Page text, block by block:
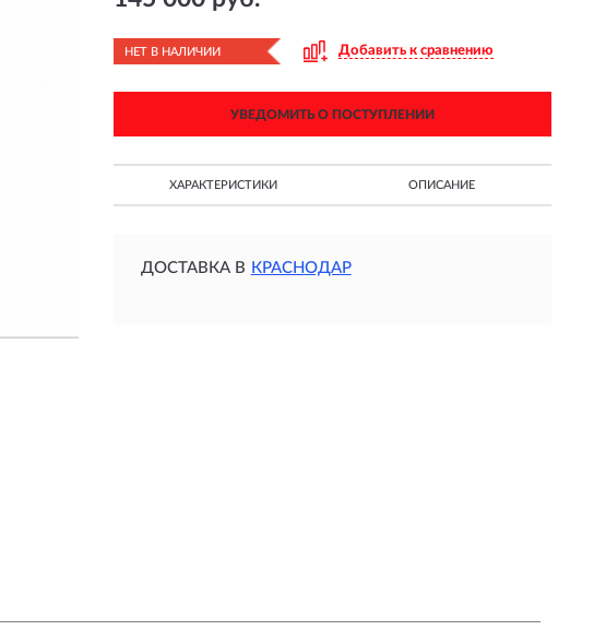
НЕТ В НАЛИЧИИ Добавить к сравнению
УВЕДОМИТЬ О ПОСТУПЛЕНИИ
ХАРАКТЕРИСТИКИ ОПИСАНИЕ
ДОСТАВКА В КРАСНОДАР